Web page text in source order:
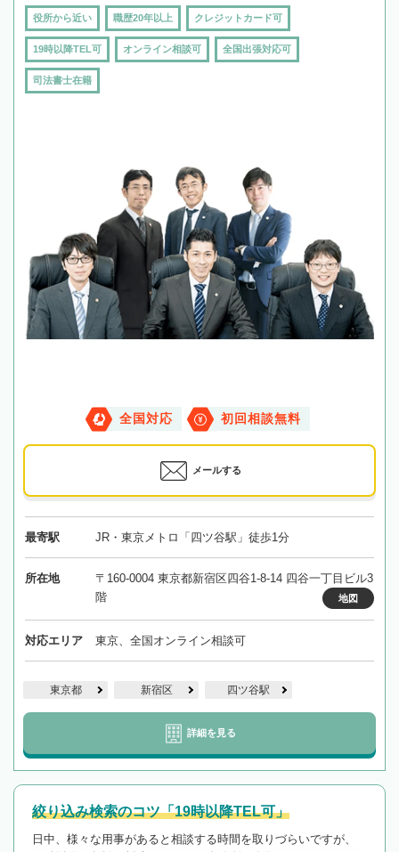
役所から近い 職歴20年以上 クレジットカード可
19時以降TEL可 オンライン相談可 全国出張対応可
司法書士在籍
全国対応 初回相談無料
メールする
最寄駅 JR・東京メトロ「四ツ谷駅」徒歩1分
所在地
〒160-0004 東京都新宿区四谷1-8-14 四谷一丁目ビル3
階
地図
対応エリア 東京、全国オンライン相談可
東京都 新宿区 四ツ谷駅
詳細を見る
絞り込み検索のコツ「19時以降TEL可」
日中、様々な用事があると相談する時間を取りづらいですが、